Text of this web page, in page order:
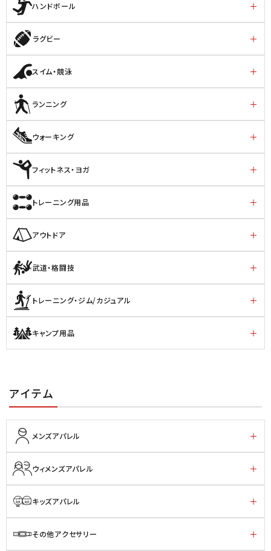
ハンドボール
ラグビー
スイム・競泳
ランニング
ウォーキング
フィットネス・ヨガ
トレーニング用品
アウトドア
武道・格闘技
トレーニング・ジム/カジュアル
キャンプ用品
アイテム
メンズアパレル
ウィメンズアパレル
キッズアパレル
その他アクセサリー